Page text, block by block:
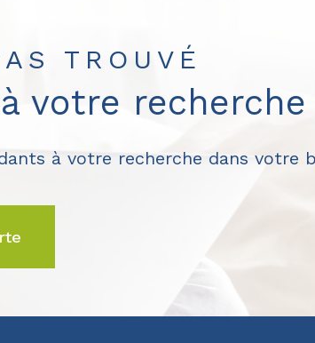
TROUVÉ
votre recherche
à votre recherche dans votre